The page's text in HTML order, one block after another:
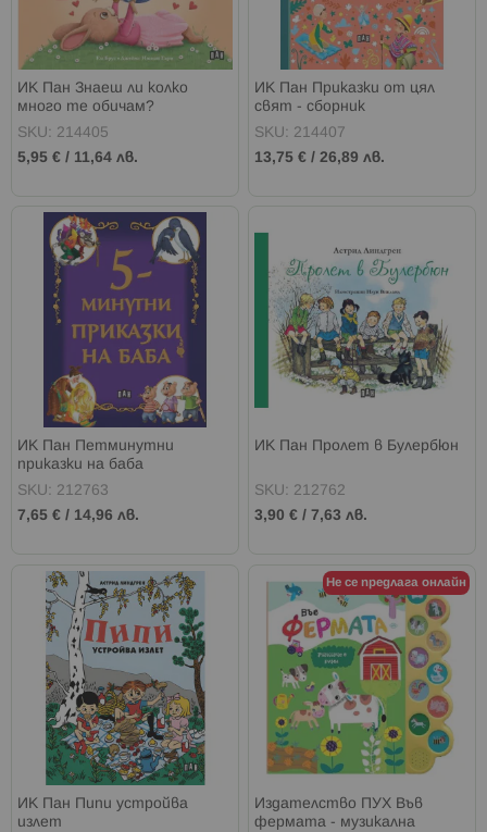
ИК Пан Знаеш ли колко
много те обичам?
SKU: 214405
5,95 € / 11,64 лв.
ИК Пан Приказки от цял
свят - сборник
SKU: 214407
13,75 € /26,89 лв.
ИК Пан Петминутни
приказки на баба
SKU: 212763
7,65 € / 14,96 лв.
ИК Пан Пролет в Булербюн
SKU: 212762
3,90 € /7,63 лв.
ИК Пан Пипи устройва
излет
Не се предлага онлайн
Издателство ПУХ Във
фермата - музикална